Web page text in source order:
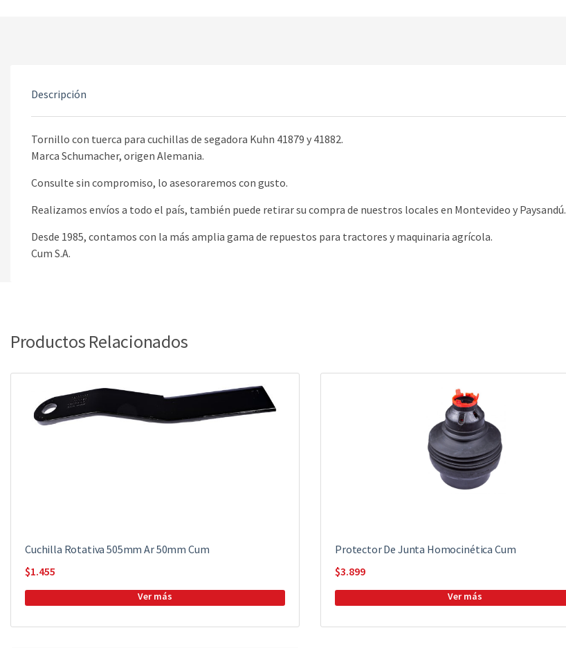
Descripción
Tornillo con tuerca para cuchillas de segadora Kuhn 41879 y 41882.
Marca Schumacher, origen Alemania.
Consulte sin compromiso, lo asesoraremos con gusto.
Realizamos envíos a todo el país, también puede retirar su compra de nuestros locales en Montevideo y Paysandú.
Desde 1985, contamos con la más amplia gama de repuestos para tractores y maquinaria agrícola.
Cum S.A.
Productos Relacionados
Cuchilla Rotativa 505mm Ar 50mm Cum
$1.455
Protector De Junta Homocinética Cum
$3.899